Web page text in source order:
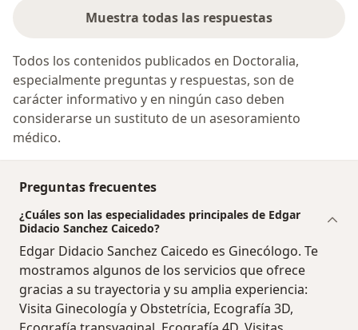
Muestra todas las respuestas
Todos los contenidos publicados en Doctoralia,
especialmente preguntas y respuestas, son de
carácter informativo y en ningún caso deben
considerarse un sustituto de un asesoramiento
médico.
Preguntas frecuentes
¿Cuáles son las especialidades principales de Edgar
Didacio Sanchez Caicedo?
Edgar Didacio Sanchez Caicedo es Ginecólogo. Te
mostramos algunos de los servicios que ofrece
gracias a su trayectoria y su amplia experiencia:
Visita Ginecología y Obstetrícia, Ecografía 3D,